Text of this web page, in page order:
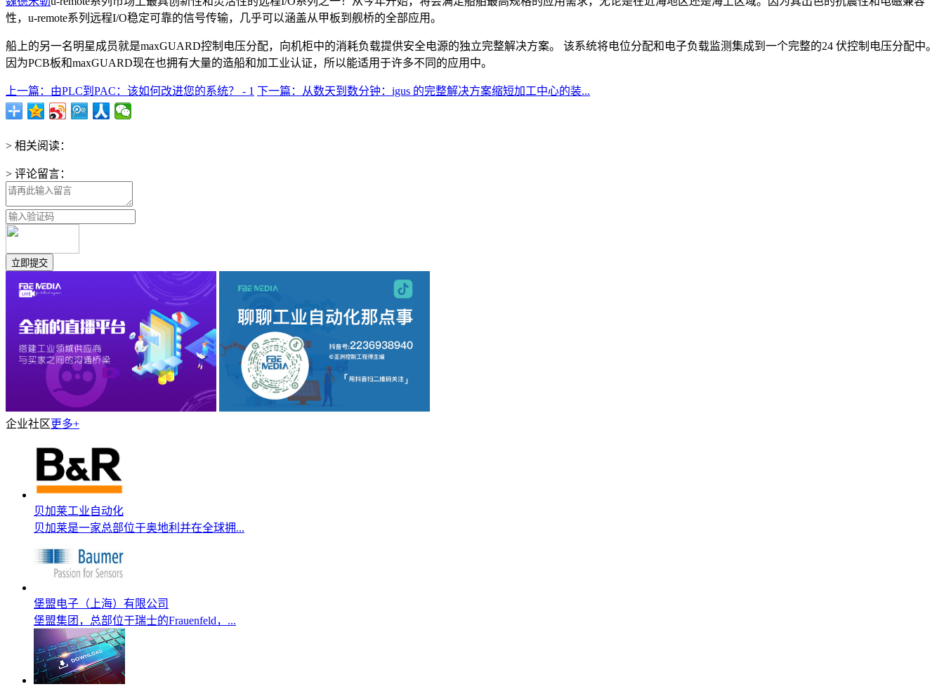
性，u-remote系列远程I/O稳定可靠的信号传输，几乎可以涵盖从甲板到舰桥的全部应用。
船上的另一名明星成员就是maxGUARD控制电压分配，向机柜中的消耗负载提供安全电源的独立完整解决方案。 该系统将电位分配和电子负载监测集成到一个完整的24 伏控制电压分配中。
因为PCB板和maxGUARD现在也拥有大量的造船和加工业认证，所以能适用于许多不同的应用中。
上一篇：由PLC到PAC：该如何改进您的系统？ - 1 下一篇：从数天到数分钟：igus 的完整解决方案缩短加工中心的装...
> 相关阅读：
> 评论留言：
企业社区更多+
贝加莱工业自动化
贝加莱是一家总部位于奥地利并在全球拥...
堡盟电子（上海）有限公司
堡盟集团，总部位于瑞士的Frauenfeld，...